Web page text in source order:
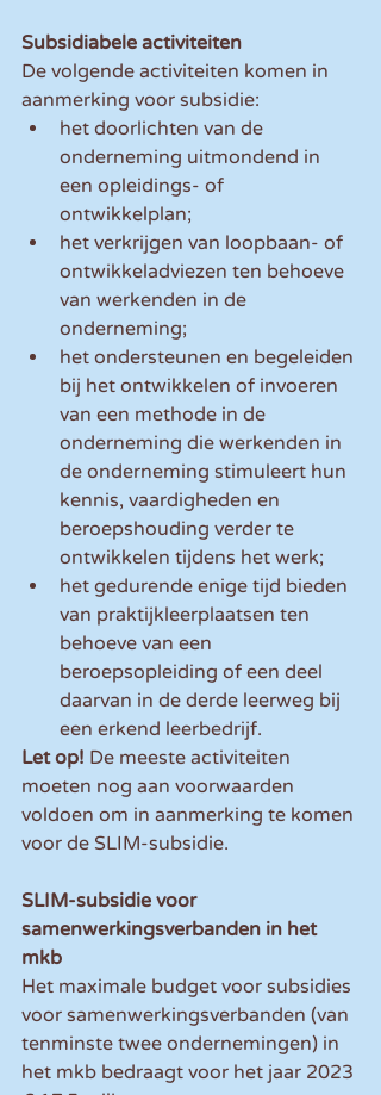
Subsidiabele activiteiten
De volgende activiteiten komen in
aanmerking voor subsidie:
het doorlichten van de
onderneming uitmondend in
een opleidings- of
ontwikkelplan;
het verkrijgen van loopbaan- of
ontwikkeladviezen ten behoeve
van werkenden in de
onderneming;
het ondersteunen en begeleiden
bij het ontwikkelen of invoeren
van een methode in de
onderneming die werkenden in
de onderneming stimuleert hun
kennis, vaardigheden en
beroepshouding verder te
ontwikkelen tijdens het werk;
het gedurende enige tijd bieden
van praktijkleerplaatsen ten
behoeve van een
beroepsopleiding of een deel
daarvan in de derde leerweg bij
een erkend leerbedrijf.
Let op! De meeste activiteiten
moeten nog aan voorwaarden
voldoen om in aanmerking te komen
voor de SLIM-subsidie.
SLIM-subsidie voor
samenwerkingsverbanden in het
mkb
Het maximale budget voor subsidies
voor samenwerkingsverbanden (van
tenminste twee ondernemingen) in
het mkb bedraagt voor het jaar 2023